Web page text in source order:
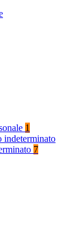
1
indeterminato
7